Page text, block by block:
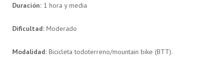
Duración: 1 hora y media
Dificultad: Moderado
Modalidad: Bicicleta todoterreno/mountain bike (BTT).